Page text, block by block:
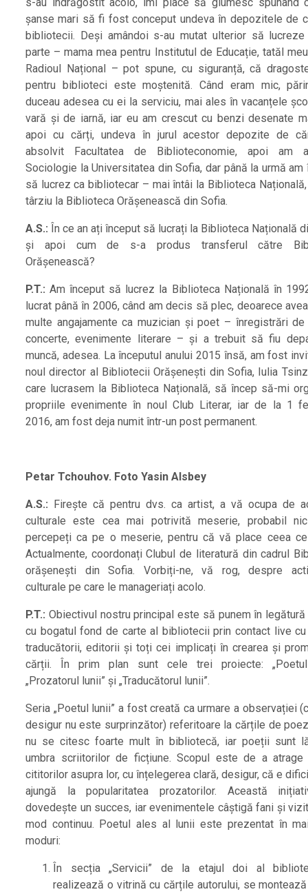
s-au îndrăgostit acolo, îmi place să glumesc spunând
șanse mari să fi fost conceput undeva în depozitele de
bibliotecii. Deși amândoi s-au mutat ulterior să
parte – mama mea pentru Institutul de Educație, tatăl
Radioul Național – pot spune, cu siguranță, că
pentru biblioteci este moștenită. Când eram mic,
duceau adesea cu ei la serviciu, mai ales în vacanțele
vară și de iarnă, iar eu am crescut cu benzi desenate
apoi cu cărți, undeva în jurul acestor depozite de
absolvit Facultatea de Biblioteconomie, apoi am
Sociologie la Universitatea din Sofia, dar până la urmă am
să lucrez ca bibliotecar – mai întâi la Biblioteca
târziu la Biblioteca Orășenească din Sofia.
A.S.: În ce an ați început să lucrați la Biblioteca Națională
și apoi cum de s-a produs transferul către
Orășenească?
P.T.: Am început să lucrez la Biblioteca Națională în
lucrat până în 2006, când am decis să plec, deoarece
multe angajamente ca muzician și poet – înregistrări de
concerte, evenimente literare – și a trebuit să fiu
muncă, adesea. La începutul anului 2015 însă, am fost
noul director al Bibliotecii Orășenești din Sofia, Iulia
care lucrasem la Biblioteca Națională, să încep să-mi
propriile evenimente în noul Club Literar, iar de la 1
2016, am fost deja numit într-un post permanent.
Petar Tchouhov. Foto Yasin Alsbey
A.S.: Firește că pentru dvs. ca artist, a vă ocupa de
culturale este cea mai potrivită meserie, probabil
percepeți ca pe o meserie, pentru că vă place ceea
Actualmente, coordonați Clubul de literatură din cadrul
orășenești din Sofia. Vorbiți-ne, vă rog, despre
culturale pe care le manageriați acolo.
P.T.: Obiectivul nostru principal este să punem în
cu bogatul fond de carte al bibliotecii prin contact live cu
traducătorii, editorii și toți cei implicați în crearea și
cărții. În prim plan sunt cele trei proiecte: „Poetul
„Prozatorul lunii” și „Traducătorul lunii”.
Seria „Poetul lunii” a fost creată ca urmare a observației
desigur nu este surprinzător) referitoare la cărțile de
nu se citesc foarte mult în bibliotecă, iar poeții sunt
umbra scriitorilor de ficțiune. Scopul este de a atrage
cititorilor asupra lor, cu înțelegerea clară, desigur, că e
ajungă la popularitatea prozatorilor. Această
dovedește un succes, iar evenimentele câștigă fani și
mod continuu. Poetul ales al lunii este prezentat în
moduri:
În secția „Servicii” de la etajul doi al
realizează o vitrină cu cărțile autorului, se